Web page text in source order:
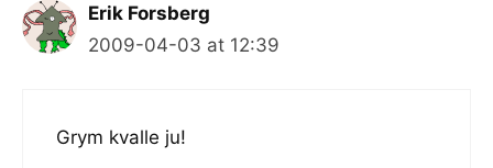
Erik Forsberg
2009-04-03 at 12:39
Grym kvalle ju!